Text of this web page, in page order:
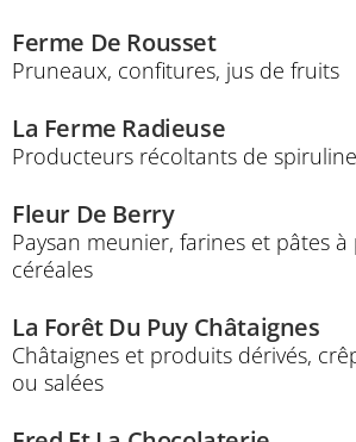
Ferme De Rousset
Pruneaux, confitures, jus de fruits
La Ferme Radieuse
Producteurs récoltants de
Fleur De Berry
Paysan meunier, farines et pâtes
céréales
La Forêt Du Puy Châtaignes
Châtaignes et produits dérivés,
ou salées